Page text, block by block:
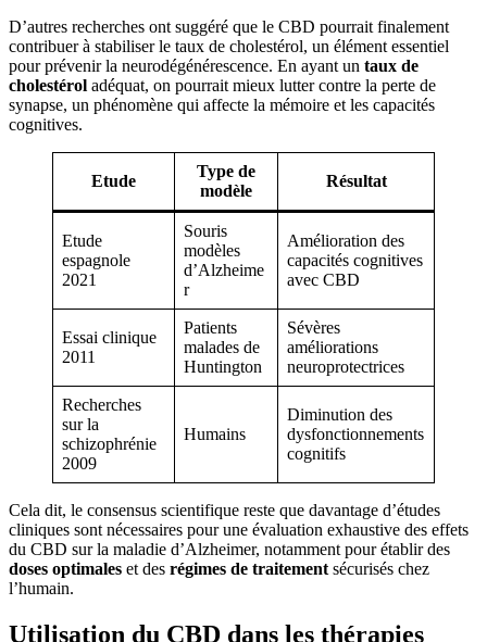
D’autres recherches ont suggéré que le CBD pourrait finalement
contribuer à stabiliser le taux de cholestérol, un élément essentiel
pour prévenir la neurodégénérescence. En ayant un taux de
cholestérol adéquat, on pourrait mieux lutter contre la perte de
synapse, un phénomène qui affecte la mémoire et les capacités
cognitives.
Etude
Type de
modèle
Résultat
Etude
espagnole
2021
Souris
modèles
d’Alzheime
r
Amélioration des
capacités cognitives
avec CBD
Essai clinique
2011
Patients
malades de
Huntington
Sévères
améliorations
neuroprotectrices
Recherches
sur la
schizophrénie
2009
Humains
Diminution des
dysfonctionnements
cognitifs
Cela dit, le consensus scientifique reste que davantage d’études
cliniques sont nécessaires pour une évaluation exhaustive des effets
du CBD sur la maladie d’Alzheimer, notamment pour établir des
doses optimales et des régimes de traitement sécurisés chez
l’humain.
Utilisation du CBD dans les thérapies